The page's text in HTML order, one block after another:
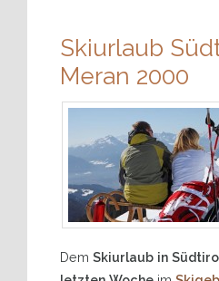
Skiurlaub
Meran 2000
Dem Skiurlaub in